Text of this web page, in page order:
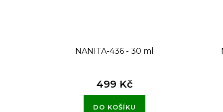
NANITA-436 - 30 ml
499 Kč
DO KOŠÍKU